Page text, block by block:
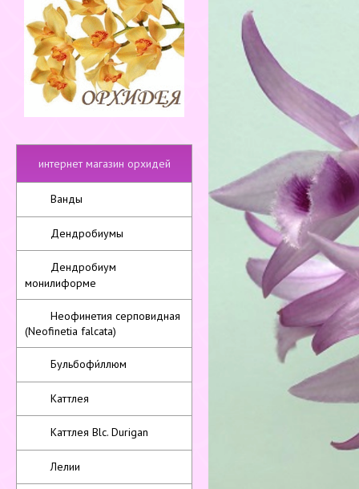
интернет магазин орхидей
Ванды
Дендробиумы
Дендробиум
монилиформе
Неофинетия серповидная
(Neofinetia falcata)
Бульбофи́ллюм
Каттлея
Каттлея Blc. Durigan
Лелии